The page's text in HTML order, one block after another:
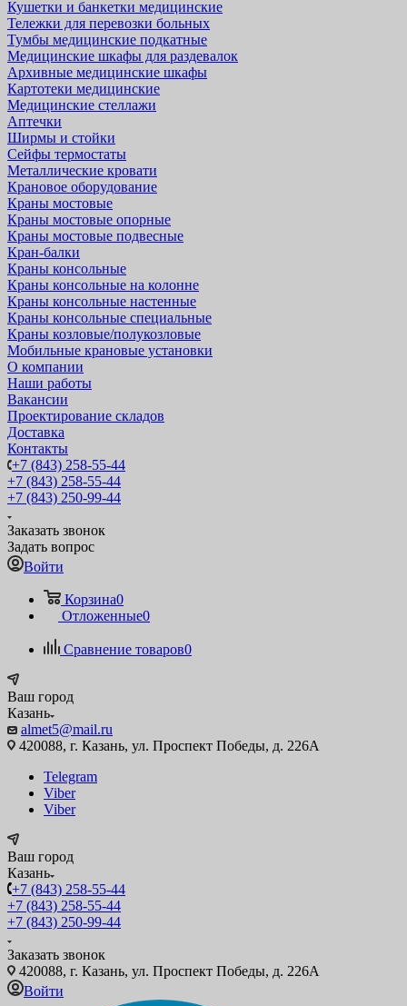
Кушетки и банкетки медицинские
Тележки для перевозки больных
Тумбы медицинские подкатные
Медицинские шкафы для раздевалок
Архивные медицинские шкафы
Картотеки медицинские
Медицинские стеллажи
Аптечки
Ширмы и стойки
Сейфы термостаты
Металлические кровати
Крановое оборудование
Краны мостовые
Краны мостовые опорные
Краны мостовые подвесные
Кран-балки
Краны консольные
Краны консольные на колонне
Краны консольные настенные
Краны консольные специальные
Краны козловые/полукозловые
Мобильные крановые установки
О компании
Наши работы
Вакансии
Проектирование складов
Доставка
Контакты
+7 (843) 258-55-44
+7 (843) 258-55-44
+7 (843) 250-99-44
Заказать звонок
Задать вопрос
Войти
Корзина0
Отложенные0
Сравнение товаров0
Ваш город
Казань
almet5@mail.ru
420088, г. Казань, ул. Проспект Победы, д. 226А
Telegram
Viber
Viber
Ваш город
Казань
+7 (843) 258-55-44
+7 (843) 258-55-44
+7 (843) 250-99-44
Заказать звонок
420088, г. Казань, ул. Проспект Победы, д. 226А
Войти